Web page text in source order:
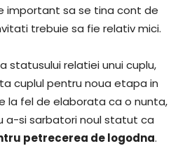
important sa se tina cont de
trebuie sa fie relativ mici.
statusului relatiei unui cuplu,
cuplul pentru noua etapa in
la fel de elaborata ca o nunta,
a-si sarbatori noul statut ca
petrecerea de logodna.